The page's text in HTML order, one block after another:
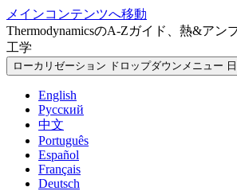
メインコンテンツへ移動
ThermodynamicsのA-Zガイド、熱&アン
工学
ローカリゼーション ドロップダウンメニュー
English
Русский
中文
Português
Español
Français
Deutsch